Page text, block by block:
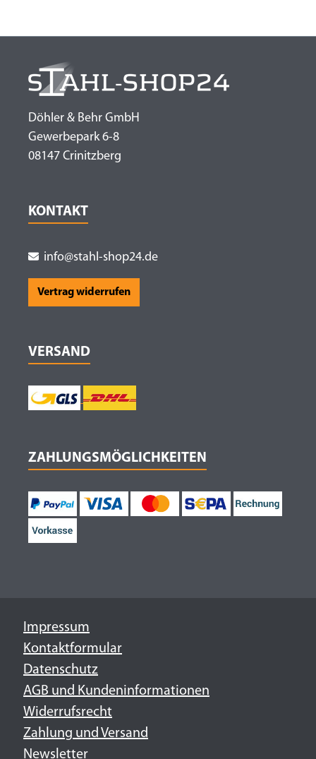
Döhler & Behr GmbH
Gewerbepark 6-8
08147 Crinitzberg
KONTAKT
info@stahl-shop24.de
Vertrag widerrufen
VERSAND
ZAHLUNGSMÖGLICHKEITEN
Impressum
Kontaktformular
Datenschutz
AGB und Kundeninformationen
Widerrufsrecht
Zahlung und Versand
Newsletter